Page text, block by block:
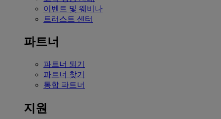
이벤트 및 웨비나
트러스트 센터
파트너
파트너 되기
파트너 찾기
통합 파트너
지원